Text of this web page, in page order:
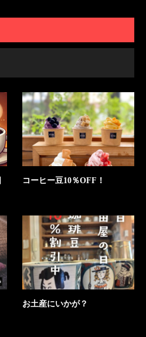
コーヒー豆10％OFF！
お土産にいかが？